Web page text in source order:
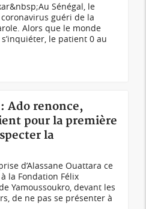
Sénégal, le
guéri de la
Alors que le monde
le patient 0 au
Ado renonce,
pour la première
la
d’Alassane Ouattara ce
la Fondation Félix
Yamoussoukro, devant les
de ne pas se présenter à